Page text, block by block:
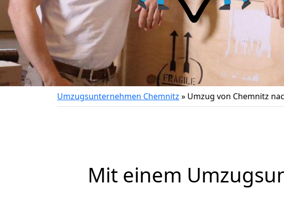
Umzugsunternehmen Chemnitz » Umzug von Chemnitz
Mit einem